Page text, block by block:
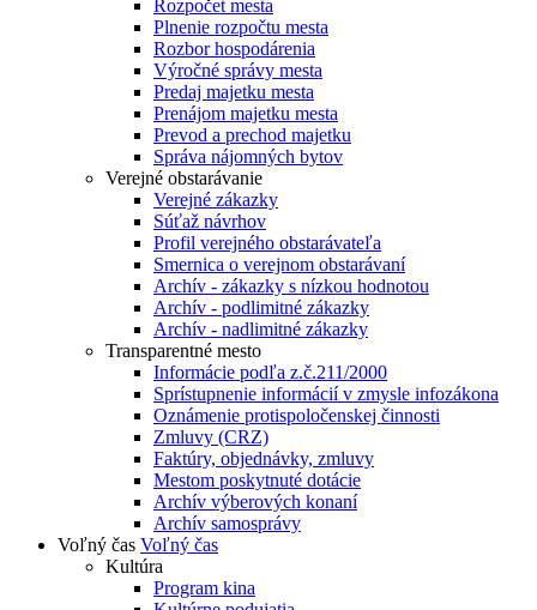
Rozpočet mesta
Plnenie rozpočtu mesta
Rozbor hospodárenia
Výročné správy mesta
Predaj majetku mesta
Prenájom majetku mesta
Prevod a prechod majetku
Správa nájomných bytov
Verejné obstarávanie
Verejné zákazky
Súťaž návrhov
Profil verejného obstarávateľa
Smernica o verejnom obstarávaní
Archív - zákazky s nízkou hodnotou
Archív - podlimitné zákazky
Archív - nadlimitné zákazky
Transparentné mesto
Informácie podľa z.č.211/2000
Sprístupnenie informácií v zmysle infozákona
Oznámenie protispoločenskej činnosti
Zmluvy (CRZ)
Faktúry, objednávky, zmluvy
Mestom poskytnuté dotácie
Archív výberových konaní
Archív samosprávy
Voľný čas Voľný čas
Kultúra
Program kina